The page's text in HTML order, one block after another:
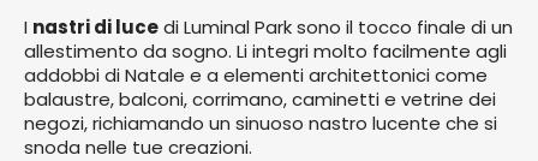
I nastri di lucedi Luminal Park sono il tocco finale di un
allestimento da sogno. Li integri molto facilmente agli
addobbi di Natale e a elementi architettonici come
balaustre, balconi, corrimano, caminetti e vetrine dei
negozi, richiamando un sinuoso nastro lucente che si
snoda nelle tue creazioni.